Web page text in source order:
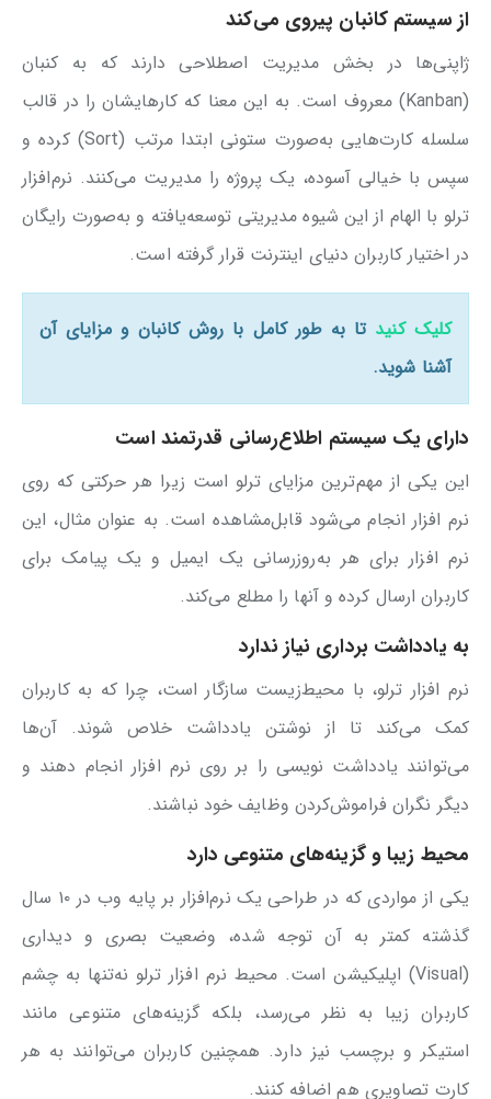
از سیستم کانبان پیروی می‌کند
ژاپنی‌ها در بخش مدیریت اصطلاحی دارند که به کنبان
(Kanban) معروف است. به این معنا که کارهایشان را در قالب
سلسله کارت‌هایی به‌صورت ستونی ابتدا مرتب‌ (Sort) کرده و
سپس با خیالی آسوده‌، یک پروژه را مدیریت می‌کنند. نرم‌افزار
ترلو با الهام از این شیوه مدیریتی توسعه‌یافته و به‌صورت رایگان
در اختیار کاربران دنیای اینترنت قرار گرفته است.
کلیک کنید تا به طور کامل با روش کانبان و مزایای آن
آشنا شوید.
دارای یک سیستم اطلاع‌رسانی قدرتمند است
این یکی از مهم‌ترین مزایای ترلو است زیرا هر حرکتی که روی
نرم افزار انجام می‌شود قابل‌مشاهده است. به عنوان مثال، این
نرم افزار برای هر به‌روزرسانی یک ایمیل و یک پیامک برای
کاربران ارسال کرده و آنها را مطلع می‌کند.
به یادداشت برداری نیاز ندارد
نرم افزار ترلو، با محیط‌زیست سازگار است، چرا که به کاربران
کمک می‌کند تا از نوشتن یادداشت خلاص شوند. آن‌ها
می‌توانند یادداشت نویسی را بر روی نرم افزار انجام دهند و
دیگر نگران فراموش‌کردن وظایف خود نباشند.
محیط زیبا و گزینه‌های متنوعی دارد
یکی از مواردی که در طراحی یک نرم‌افزار بر پایه وب در ۱۰ سال
گذشته کمتر به آن توجه شده، وضعیت بصری و دیداری
(Visual) اپلیکیشن است. محیط نرم افزار ترلو نه‌تنها به چشم
کاربران زیبا به نظر می‌رسد، بلکه گزینه‌های متنوعی مانند
استیکر و برچسب نیز دارد. همچنین کاربران می‌توانند به هر
کارت تصاویری هم اضافه کنند.